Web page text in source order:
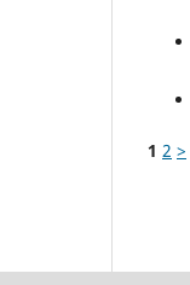
1 2 >